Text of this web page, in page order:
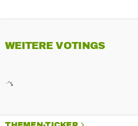
WEITERE VOTINGS